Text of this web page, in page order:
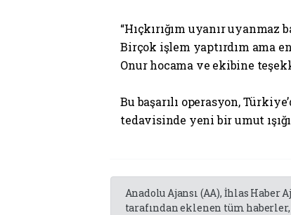
“Hıçkırığım uyanır
Birçok işlem yaptırdım ama
Onur hocama ve ekibine
Bu başarılı operasyon,
tedavisinde yeni bir umut
Anadolu Ajansı (AA), İhlas Haber
tarafından eklenen tüm